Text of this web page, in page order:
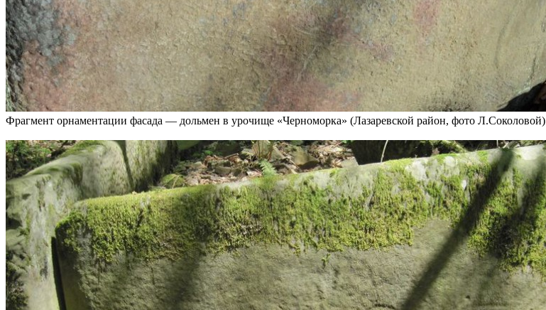
Фрагмент орнаментации фасада — дольмен в урочище «Черноморка» (Лазаревской район, фото Л.Соколовой)